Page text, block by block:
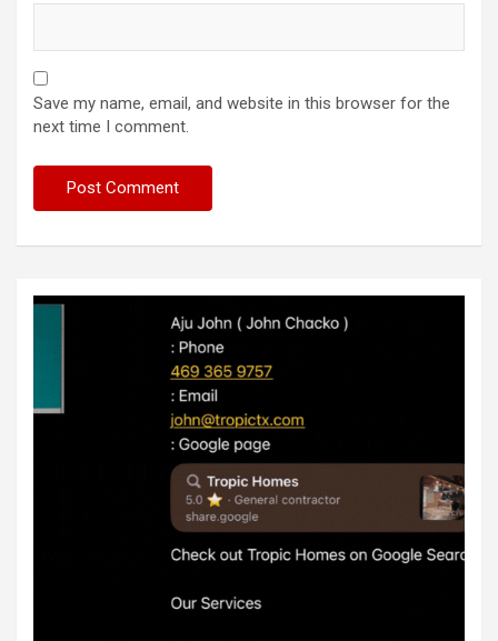
Save my name, email, and website in this browser for the
next time I comment.